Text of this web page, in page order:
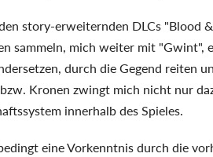
story-erweiternden DLCs "Blood
sammeln, mich weiter mit "Gwint",
durch die Gegend reiten
Kronen zwingt mich nicht nur
innerhalb des Spieles.
eine Vorkenntnis durch die